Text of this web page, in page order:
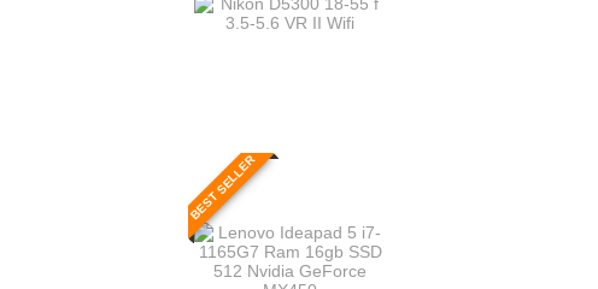
BEST SELLER